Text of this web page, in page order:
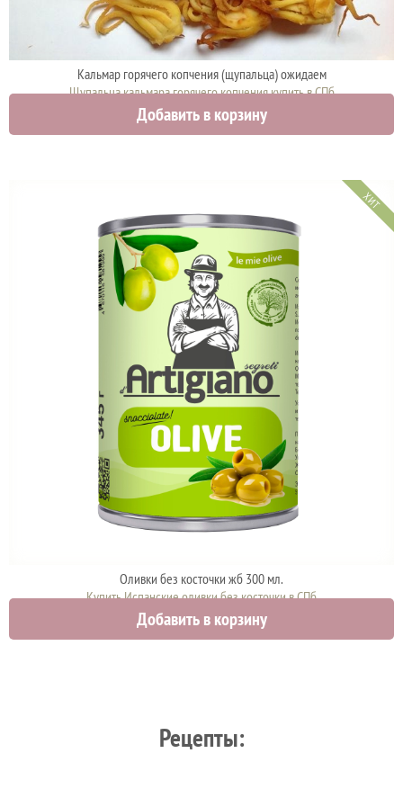
Кальмар горячего копчения (щупальца) ожидаем
Щупальца кальмара горячего копчения купить в СПб
0 руб.
Добавить в корзину
ХИТ
Оливки без косточки жб 300 мл.
Купить Испанские оливки без косточки в СПб
208 руб.
Добавить в корзину
Рецепты: